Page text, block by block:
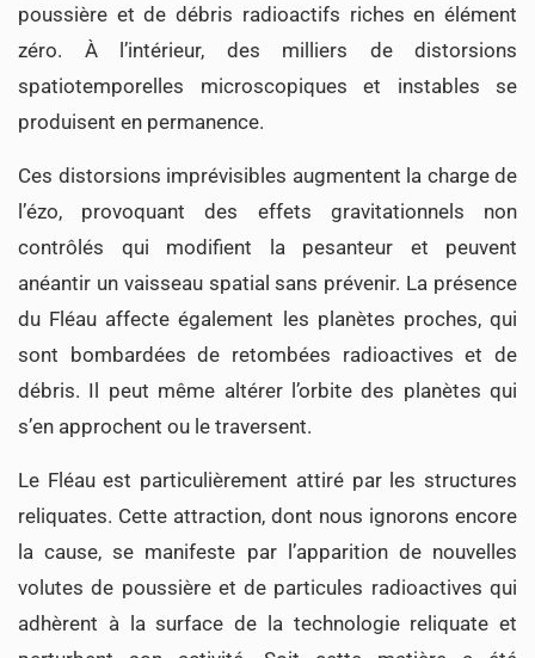
poussière et de débris radioactifs riches en élément
zéro. À l’intérieur, des milliers de distorsions
spatiotemporelles microscopiques et instables se
produisent en permanence.
Ces distorsions imprévisibles augmentent la charge de
l’ézo, provoquant des effets gravitationnels non
contrôlés qui modifient la pesanteur et peuvent
anéantir un vaisseau spatial sans prévenir. La présence
du Fléau affecte également les planètes proches, qui
sont bombardées de retombées radioactives et de
débris. Il peut même altérer l’orbite des planètes qui
s’en approchent ou le traversent.
Le Fléau est particulièrement attiré par les structures
reliquates. Cette attraction, dont nous ignorons encore
la cause, se manifeste par l’apparition de nouvelles
volutes de poussière et de particules radioactives qui
adhèrent à la surface de la technologie reliquate et